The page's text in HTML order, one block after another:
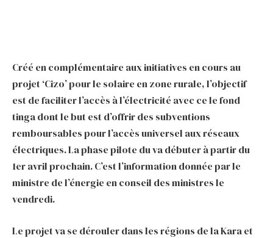
Créé en complémentaire aux initiatives en cours au
projet ‘Cizo’ pour le solaire en zone rurale, l’objectif
est de faciliter l’accès à l’électricité avec ce le fond
tinga dont le but est d’offrir des subventions
remboursables pour l’accès universel aux réseaux
électriques. La phase pilote du va débuter à partir du
1er avril prochain. C’est l’information donnée par le
ministre de l’énergie en conseil des ministres le
vendredi.
Le projet va se dérouler dans les régions de la Kara et